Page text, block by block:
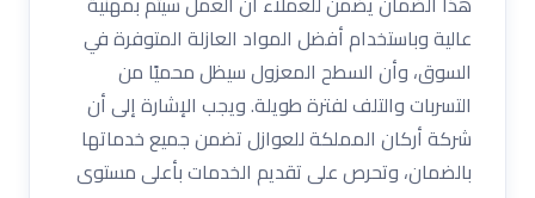
عالية وباستخدام أفضل المواد العازلة المتوفرة في
السوق، وأن السطح المعزول سيظل محميًا من
التسربات والتلف لفترة طويلة. ويجب الإشارة إلى أن
شركة أركان المملكة للعوازل تضمن جميع خدماتها
بالضمان، وتحرص على تقديم الخدمات بأعلى مستوى